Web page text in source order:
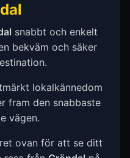
snabbt och enkelt
bekväm och säker
lokalkännedom
fram den snabbaste
vägen.
ovan för att se ditt